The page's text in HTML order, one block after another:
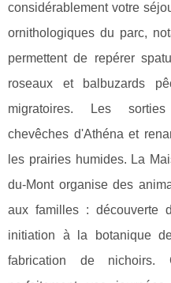
considérablement votre
ornithologiques du parc,
permettent de repérer
roseaux et balbuzards
migratoires. Les
chevêches d'Athéna et
les prairies humides. La
du-Mont organise des
aux familles : découverte
initiation à la botanique
fabrication de nichoirs.